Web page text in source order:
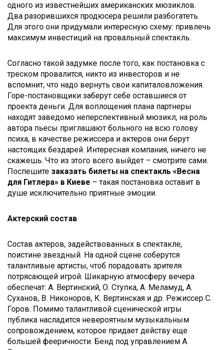
одного из известнейших американских мюзиклов.
Два разорившихся продюсера решили разбогатеть.
Для этого они придумали интересную схему: привлечь
максимум инвестиций на провальный спектакль.
Согласно такой задумке после того, как постановка с
треском провалится, никто из инвесторов и не
вспомнит, что надо вернуть свои капиталовложения.
Горе-постановщики заберут себе оставшиеся от
проекта деньги. Для воплощения плана партнеры
находят заведомо неперспективный мюзикл, на роль
автора пьесы приглашают больного на всю голову
психа, в качестве режиссера и актеров они берут
настоящих бездарей. Интересная компания, ничего не
скажешь. Что из этого всего выйдет – смотрите сами.
Поспешите заказать билеты на спектакль «Весна
для Гитлера» в Киеве – такая постановка оставит в
душе исключительно приятные эмоции.
Актерский состав
Состав актеров, задействованных в спектакле,
поистине звездный. На одной сцене соберутся
талантливые артисты, чтоб порадовать зрителя
потрясающей игрой. Шикарную атмосферу вечера
обеспечат: А. Вертинский, О. Ступка, А. Меламуд, А.
Суханов, В. Никоноров, К. Вертинская и др. Режиссер С.
Горов. Помимо талантливой сценической игры
публика насладится невероятным музыкальным
сопровождением, которое придает действу еще
большей фееричности. Бенд под управлением А.